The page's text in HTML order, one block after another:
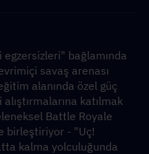
egzersizleri" bağlamında
savaş arenası
alanında özel güç
katılmak
Battle Royale
birleştiriyor - "Uç!
kalma yolculuğunda